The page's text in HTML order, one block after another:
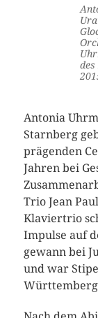
Antonia
Starnberg
prägenden
Jahren bei
Trio Jean
Klaviertrio
Impulse auf
gewann bei
und war